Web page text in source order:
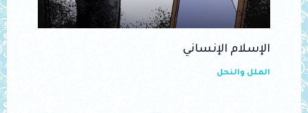
الإسلام الإنساني
الملل والنحل